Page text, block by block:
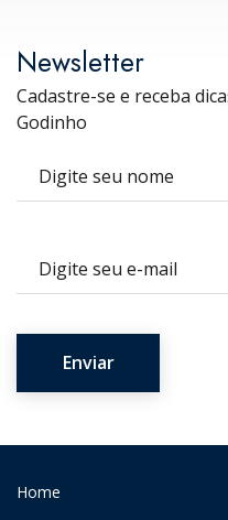
Newsletter
Cadastre-se e receba
Godinho
Home